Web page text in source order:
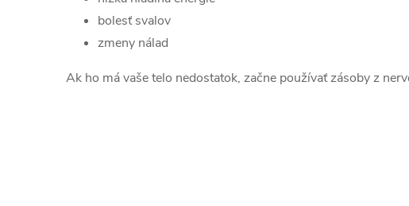
bolesť svalov
zmeny nálad
Ak ho má vaše telo nedostatok, začne používať zásoby z